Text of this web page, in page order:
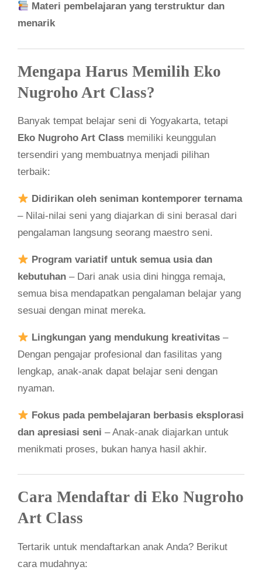
Materi pembelajaran yang terstruktur dan
menarik
Mengapa Harus Memilih Eko
Nugroho Art Class?
Banyak tempat belajar seni di Yogyakarta, tetapi
Eko Nugroho Art Class memiliki keunggulan
tersendiri yang membuatnya menjadi pilihan
terbaik:
Didirikan oleh seniman kontemporer ternama
– Nilai-nilai seni yang diajarkan di sini berasal dari
pengalaman langsung seorang maestro seni.
Program variatif untuk semua usia dan
kebutuhan – Dari anak usia dini hingga remaja,
semua bisa mendapatkan pengalaman belajar yang
sesuai dengan minat mereka.
Lingkungan yang mendukung kreativitas –
Dengan pengajar profesional dan fasilitas yang
lengkap, anak-anak dapat belajar seni dengan
nyaman.
Fokus pada pembelajaran berbasis eksplorasi
dan apresiasi seni – Anak-anak diajarkan untuk
menikmati proses, bukan hanya hasil akhir.
Cara Mendaftar di Eko Nugroho
Art Class
Tertarik untuk mendaftarkan anak Anda? Berikut
cara mudahnya: